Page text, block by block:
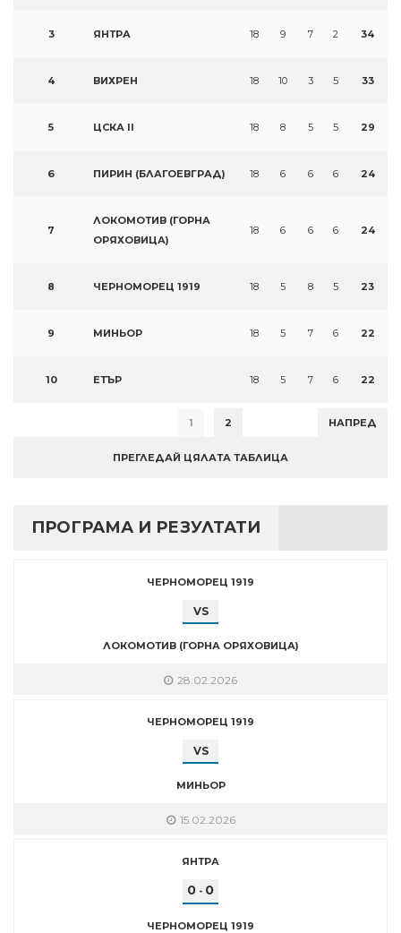
3 ЯНТРА 18 9 7 2 34
4 ВИХРЕН 18 10 3 5 33
5 ЦСКА II 18 8 5 5 29
6 ПИРИН (БЛАГОЕВГРАД) 18 6 6 6 24
7
ЛОКОМОТИВ (ГОРНА
ОРЯХОВИЦА)
18 6 6 6 24
8 ЧЕРНОМОРЕЦ 1919 18 5 8 5 23
9 МИНЬОР 18 5 7 6 22
10 ЕТЪР 18 5 7 6 22
1 2 НАПРЕД
ПРЕГЛЕДАЙ ЦЯЛАТА ТАБЛИЦА
ПРОГРАМА И РЕЗУЛТАТИ
ЧЕРНОМОРЕЦ 1919
VS
ЛОКОМОТИВ (ГОРНА ОРЯХОВИЦА)
28.02.2026
ЧЕРНОМОРЕЦ 1919
VS
МИНЬОР
15.02.2026
ЯНТРА
0 - 0
ЧЕРНОМОРЕЦ 1919